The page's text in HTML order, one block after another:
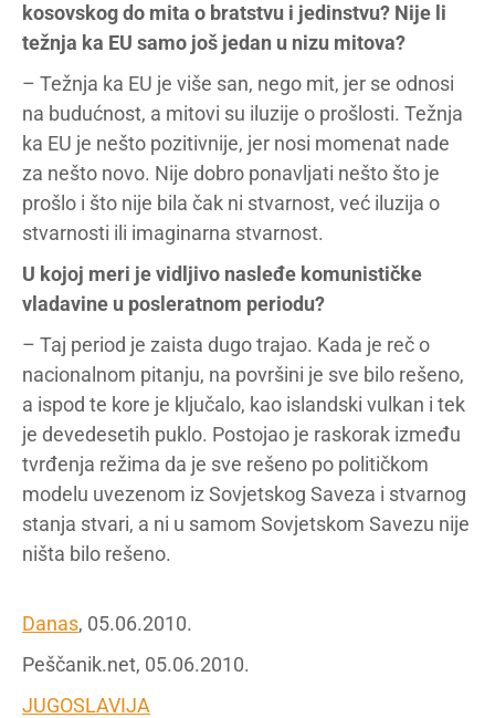
kosovskog do mita o bratstvu i jedinstvu? Nije li
težnja ka EU samo još jedan u nizu mitova?
– Težnja ka EU je više san, nego mit, jer se odnosi
na budućnost, a mitovi su iluzije o prošlosti. Težnja
ka EU je nešto pozitivnije, jer nosi momenat nade
za nešto novo. Nije dobro ponavljati nešto što je
prošlo i što nije bila čak ni stvarnost, već iluzija o
stvarnosti ili imaginarna stvarnost.
U kojoj meri je vidljivo nasleđe komunističke
vladavine u posleratnom periodu?
– Taj period je zaista dugo trajao. Kada je reč o
nacionalnom pitanju, na površini je sve bilo rešeno,
a ispod te kore je ključalo, kao islandski vulkan i tek
je devedesetih puklo. Postojao je raskorak između
tvrđenja režima da je sve rešeno po političkom
modelu uvezenom iz Sovjetskog Saveza i stvarnog
stanja stvari, a ni u samom Sovjetskom Savezu nije
ništa bilo rešeno.
Danas, 05.06.2010.
Peščanik.net, 05.06.2010.
JUGOSLAVIJA